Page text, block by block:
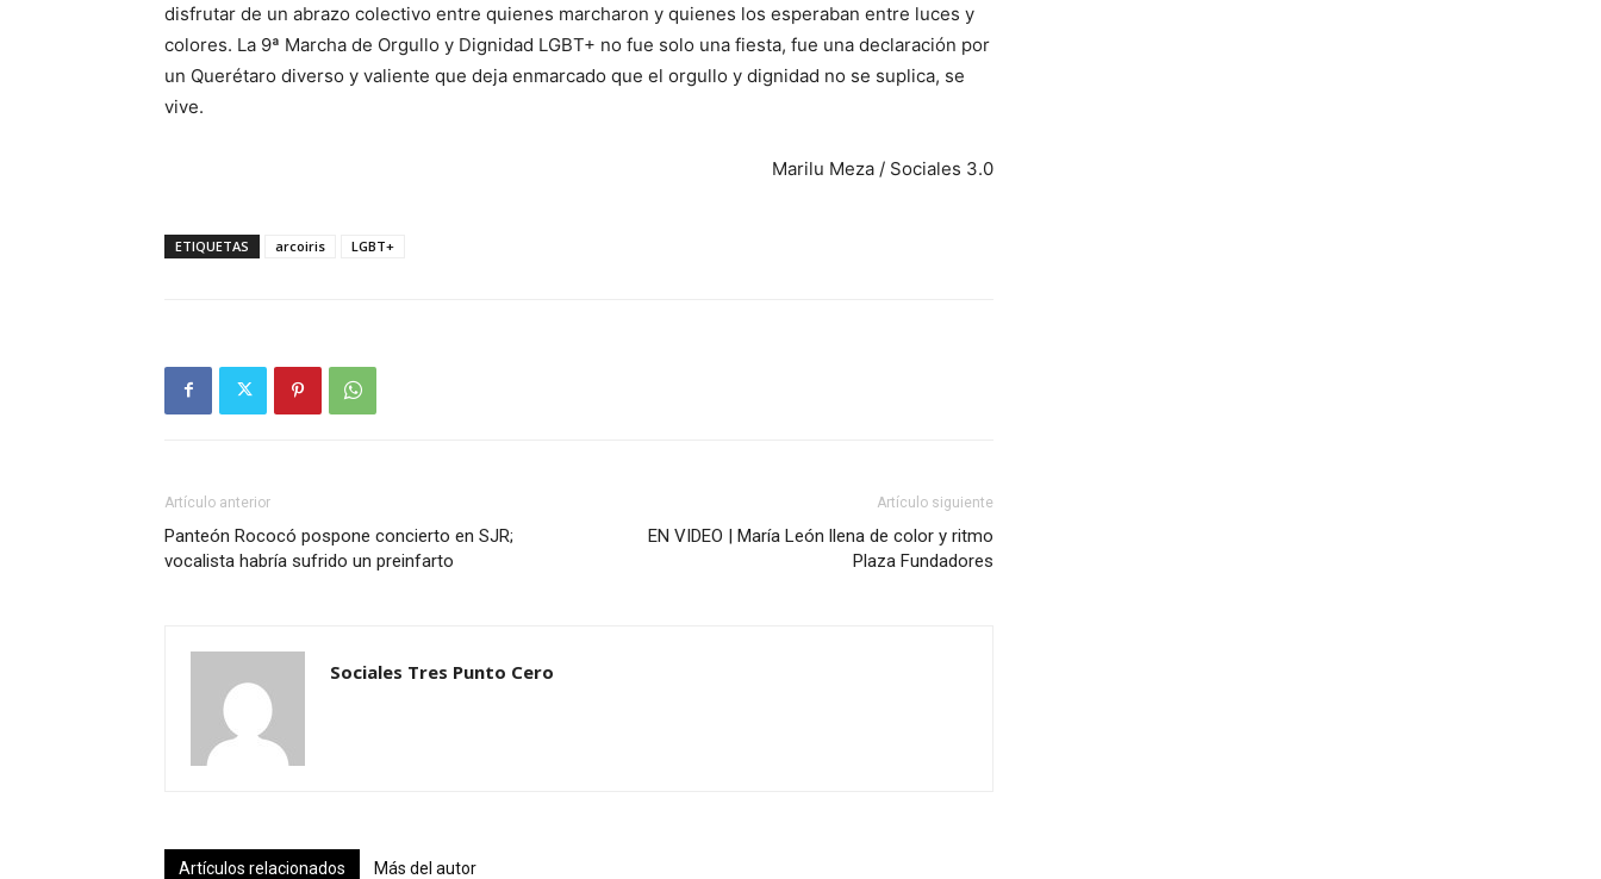
disfrutar de un abrazo colectivo entre quienes marcharon y quienes los esperaban entre luces y
colores. La 9ª Marcha de Orgullo y Dignidad LGBT+ no fue solo una fiesta, fue una declaración por
un Querétaro diverso y valiente que deja enmarcado que el orgullo y dignidad no se suplica, se
vive.
Marilu Meza / Sociales 3.0
ETIQUETAS arcoiris LGBT+
Artículo anterior
Panteón Rococó pospone concierto en SJR;
vocalista habría sufrido un preinfarto
Artículo siguiente
EN VIDEO | María León llena de color y ritmo
Plaza Fundadores
Sociales Tres Punto Cero
Artículos relacionados Más del autor